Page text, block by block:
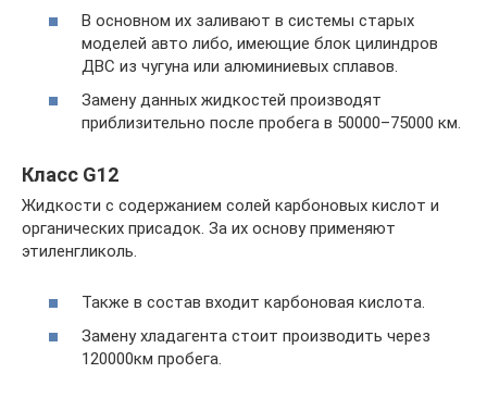
В основном их заливают в системы старых
моделей авто либо, имеющие блок цилиндров
ДВС из чугуна или алюминиевых сплавов.
Замену данных жидкостей производят
приблизительно после пробега в 50000–75000 км.
Класс G12
Жидкости с содержанием солей карбоновых кислот и
органических присадок. За их основу применяют
этиленгликоль.
Также в состав входит карбоновая кислота.
Замену хладагента стоит производить через
120000км пробега.